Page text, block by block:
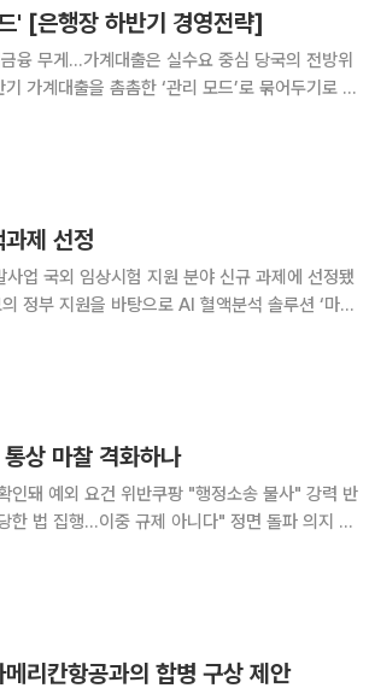
' [은행장 하반기 경영전략]
…가계대출은 실수요 중심 당국의 전방위
가계대출을 촘촘한 ‘관리 모드’로 묶어두기로 했
면 이동하는 흐름이 뚜렷하
제 선정
업 국외 임상시험 지원 분야 신규 과제에 선정됐
정부 지원을 바탕으로 AI 혈액분석 솔루션 ‘마이
상 마찰 격화하나
돼 예외 요건 위반쿠팡 "행정소송 불사" 강력 반
법 집행…이중 규제 아니다" 정면 돌파 의지 공
고 있다.
리칸항공과의 합병 구상 제안